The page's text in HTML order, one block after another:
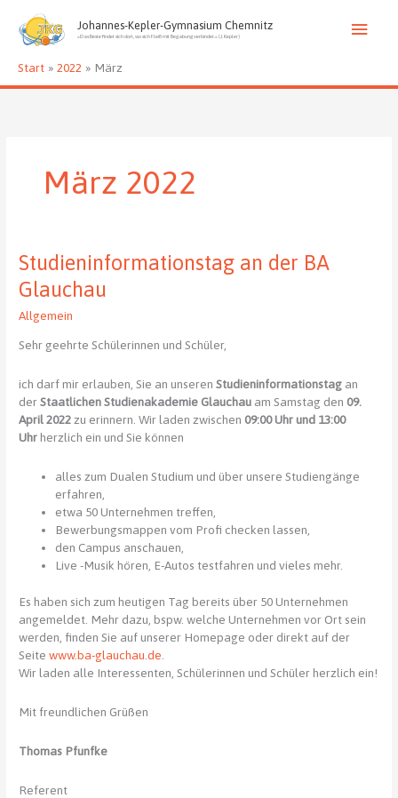
Inhalt
springen
Johannes-Kepler-Gymnasium Chemnitz
»Das Beste findet sich dort, wo sich Fleiß mit Begabung verbindet.« (J. Kepler)
Start 2022 März
März 2022
Studieninformationstag an der BA
Glauchau
Allgemein
Sehr geehrte Schülerinnen und Schüler,
ich darf mir erlauben, Sie an unserenStudieninformationstag an
derStaatlichen Studienakademie Glauchau am Samstag den 09.
April 2022zu erinnern. Wir laden zwischen 09:00 Uhr und 13:00
Uhrherzlich ein und Sie können
alles zum Dualen Studium und über unsere Studiengänge
erfahren,
etwa 50 Unternehmen treffen,
Bewerbungsmappen vom Profi checken lassen,
den Campus anschauen,
Live -Musik hören, E-Autos testfahren und vieles mehr.
Es haben sich zum heutigen Tag bereits über 50 Unternehmen
angemeldet. Mehr dazu, bspw. welche Unternehmen vor Ort sein
werden, finden Sie auf unserer Homepage oder direkt auf der
Seitewww.ba-glauchau.de
Wir laden alle Interessenten, Schülerinnen und Schüler herzlich ein!
Mit freundlichen Grüßen
Thomas Pfunfke
Referent